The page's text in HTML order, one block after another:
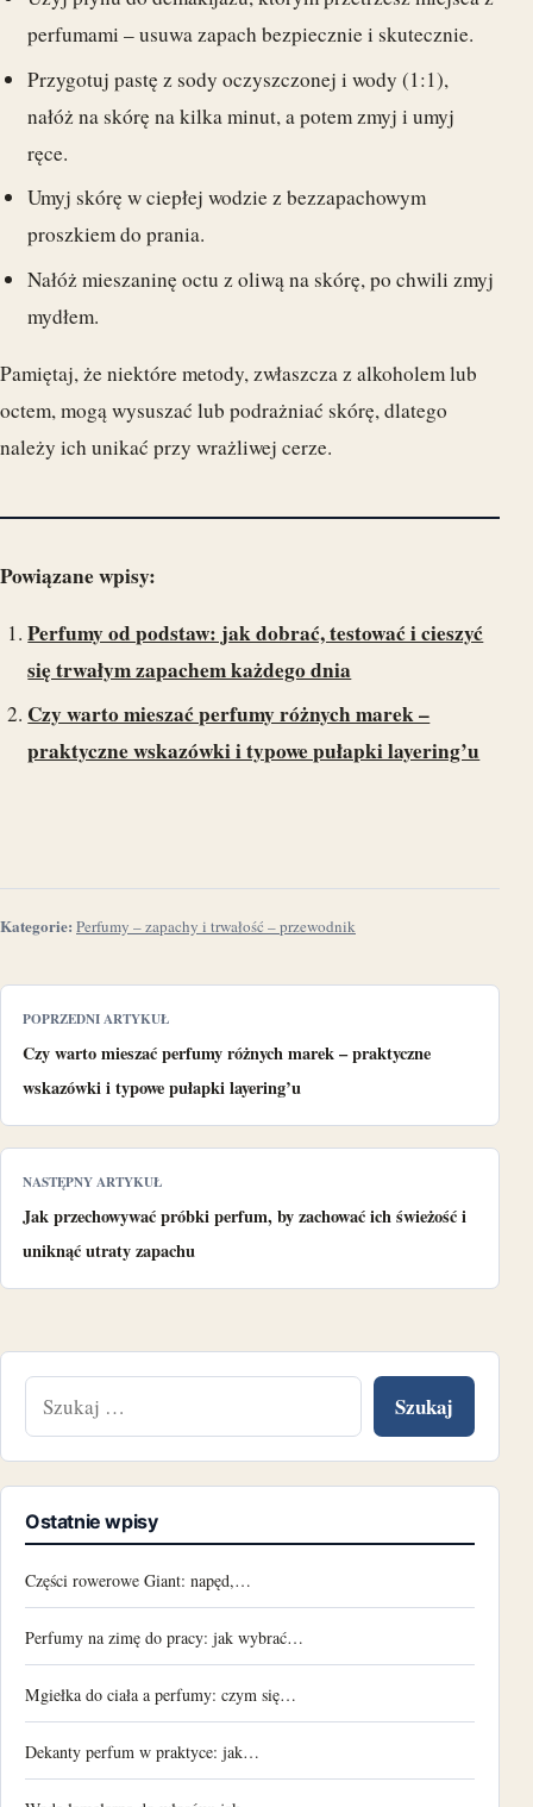
perfumami – usuwa zapach bezpiecznie i skutecznie.
Przygotuj pastę z sody oczyszczonej i wody (1:1),
nałóż na skórę na kilka minut, a potem zmyj i umyj
ręce.
Umyj skórę w ciepłej wodzie z bezzapachowym
proszkiem do prania.
Nałóż mieszaninę octu z oliwą na skórę, po chwili zmyj
mydłem.
Pamiętaj, że niektóre metody, zwłaszcza z alkoholem lub
octem, mogą wysuszać lub podrażniać skórę, dlatego
należy ich unikać przy wrażliwej cerze.
Powiązane wpisy:
Perfumy od podstaw: jak dobrać, testować i cieszyć
się trwałym zapachem każdego dnia
Czy warto mieszać perfumy różnych marek –
praktyczne wskazówki i typowe pułapki layering’u
Kategorie: Perfumy – zapachy i trwałość – przewodnik
POPRZEDNI ARTYKUŁ
Czy warto mieszać perfumy różnych marek – praktyczne
wskazówki i typowe pułapki layering’u
NASTĘPNY ARTYKUŁ
Jak przechowywać próbki perfum, by zachować ich świeżość i
uniknąć utraty zapachu
Ostatnie wpisy
Części rowerowe Giant: napęd,…
Perfumy na zimę do pracy: jak wybrać…
Mgiełka do ciała a perfumy: czym się…
Dekanty perfum w praktyce: jak…